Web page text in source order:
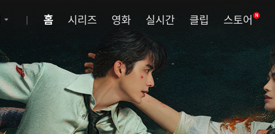
홈 시리즈 영화 실시간 클립 스토어 N